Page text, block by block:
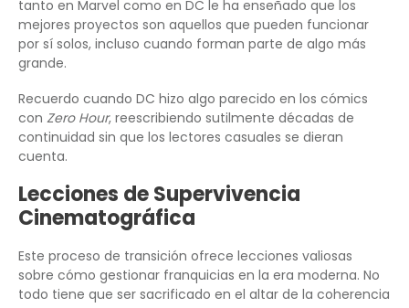
tanto en Marvel como en DC le ha enseñado que los
mejores proyectos son aquellos que pueden funcionar
por sí solos, incluso cuando forman parte de algo más
grande.
Recuerdo cuando DC hizo algo parecido en los cómics
con Zero Hour, reescribiendo sutilmente décadas de
continuidad sin que los lectores casuales se dieran
cuenta.
Lecciones de Supervivencia
Cinematográfica
Este proceso de transición ofrece lecciones valiosas
sobre cómo gestionar franquicias en la era moderna. No
todo tiene que ser sacrificado en el altar de la coherencia